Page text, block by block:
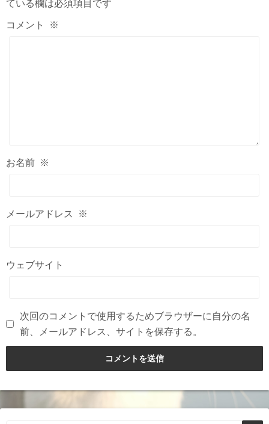
ている欄は必須項目です
コメント ※
お名前 ※
メールアドレス ※
ウェブサイト
次回のコメントで使用するためブラウザーに自分の名
前、メールアドレス、サイトを保存する。